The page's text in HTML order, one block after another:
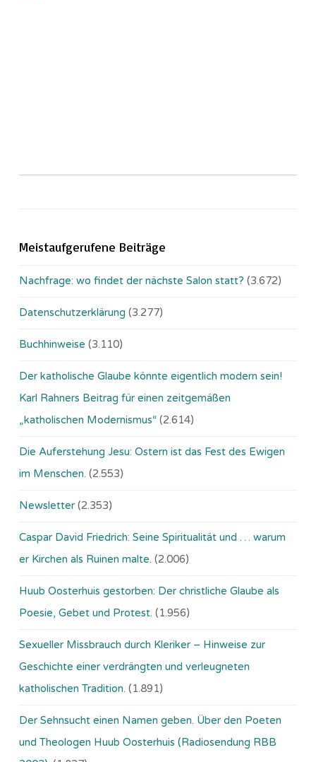
Meistaufgerufene Beiträge
Nachfrage: wo findet der nächste Salon statt? (3.672)
Datenschutzerklärung (3.277)
Buchhinweise (3.110)
Der katholische Glaube könnte eigentlich modern sein!
Karl Rahners Beitrag für einen zeitgemäßen
„katholischen Modernismus“ (2.614)
Die Auferstehung Jesu: Ostern ist das Fest des Ewigen
im Menschen. (2.553)
Newsletter (2.353)
Caspar David Friedrich: Seine Spiritualität und … warum
er Kirchen als Ruinen malte. (2.006)
Huub Oosterhuis gestorben: Der christliche Glaube als
Poesie, Gebet und Protest. (1.956)
Sexueller Missbrauch durch Kleriker – Hinweise zur
Geschichte einer verdrängten und verleugneten
katholischen Tradition. (1.891)
Der Sehnsucht einen Namen geben. Über den Poeten
und Theologen Huub Oosterhuis (Ra­dio­sen­dung RBB